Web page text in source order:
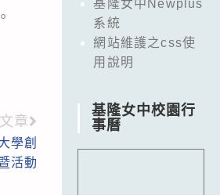
章
學創
活動
基隆女中Newplus
系統
網站維護之css使
用說明
基隆女中校園行
事曆